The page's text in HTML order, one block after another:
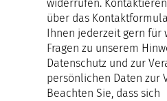
widerrufen.
über das
Ihnen jederzeit gern für
Fragen zu unserem
Datenschutz und zur
persönlichen Daten zur
Beachten Sie, dass sich